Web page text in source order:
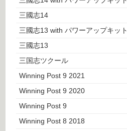
三國志14
三國志13 with パワーアップキット
三國志13
三国志ツクール
Winning Post 9 2021
Winning Post 9 2020
Winning Post 9
Winning Post 8 2018